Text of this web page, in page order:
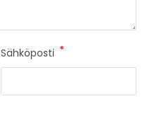
Sähköposti *